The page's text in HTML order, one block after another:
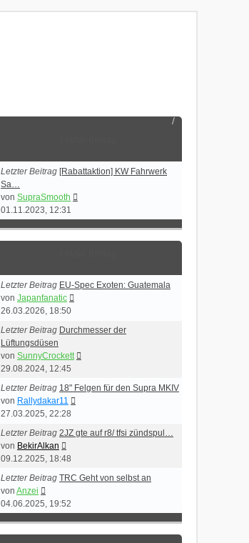
Letzter Beitrag [Rabattaktion] KW Fahrwerk
Sa…
von SupraSmooth
01.11.2023, 12:31
Letzter Beitrag EU-Spec Exoten: Guatemala
von Japanfanatic
26.03.2026, 18:50
Letzter Beitrag Durchmesser der
Lüftungsdüsen
von SunnyCrockett
29.08.2024, 12:45
Letzter Beitrag 18" Felgen für den Supra MKIV
von Rallydakar11
27.03.2025, 22:28
Letzter Beitrag 2JZ gte auf r8/ tfsi zündspul…
von BekirAlkan
Beitrag
09.12.2025, 18:48
Letzter Beitrag TRC Geht von selbst an
von Anzei
Beitrag
04.06.2025, 19:52